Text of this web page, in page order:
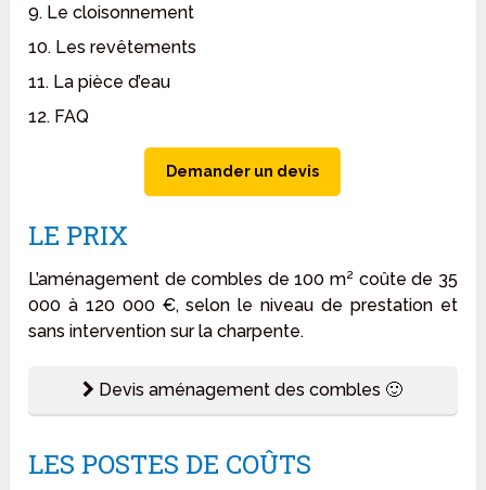
9. Le cloisonnement
10. Les revêtements
11. La pièce d’eau
12. FAQ
Demander un devis
LE PRIX
L’aménagement de combles de 100 m² coûte de 35
000 à 120 000 €, selon le niveau de prestation et
sans intervention sur la charpente.
Devis aménagement des combles 🙂
LES POSTES DE COÛTS